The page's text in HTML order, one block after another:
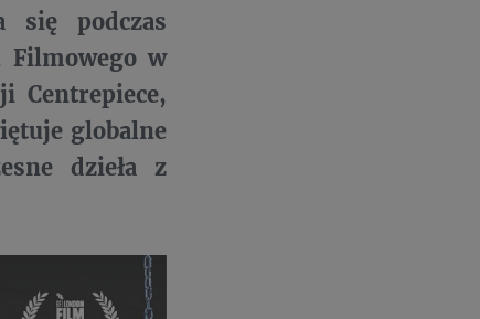
się podczas
Filmowego w
Centrepiece,
globalne
dzieła z